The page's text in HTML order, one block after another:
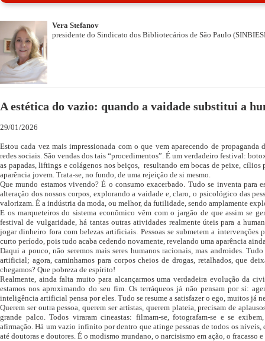
Vera Stefanov
presidente do Sindicato dos Bibliotecários de São Paulo
A estética do vazio: quando a vaidade substitui a
29/01/2026
Estou cada vez mais impressionada com o que vem aparecendo de propaganda
redes sociais. São vendas dos tais “procedimentos”. É um verdadeiro festival:
as papadas, liftings e colágenos nos beiços, resultando em bocas de peixe, cílios
aparência jovem. Trata-se, no fundo, de uma rejeição de si mesmo.
Que mundo estamos vivendo? É o consumo exacerbado. Tudo se inventa para
alteração dos nossos corpos, explorando a vaidade e, claro, o psicológico das
valorizam. É a indústria da moda, ou melhor, da futilidade, sendo amplamente
E os marqueteiros do sistema econômico vêm com o jargão de que assim se
festival de vulgaridade, há tantas outras atividades realmente úteis para a
jogar dinheiro fora com belezas artificiais. Pessoas se submetem a intervenções
curto período, pois tudo acaba cedendo novamente, revelando uma aparência
Daqui a pouco, não seremos mais seres humanos racionais, mas androides.
artificial; agora, caminhamos para corpos cheios de drogas, retalhados, que
chegamos? Que pobreza de espírito!
Realmente, ainda falta muito para alcançarmos uma verdadeira evolução da
estamos nos aproximando do seu fim. Os terráqueos já não pensam por si:
inteligência artificial pensa por eles. Tudo se resume a satisfazer o ego, muitos já
Querem ser outra pessoa, querem ser artistas, querem plateia, precisam de
grande palco. Todos viraram cineastas: filmam-se, fotografam-se e se
afirmação. Há um vazio infinito por dentro que atinge pessoas de todos os níveis,
até doutoras e doutores. É o modismo mundano, o narcisismo em ação, o fracasso